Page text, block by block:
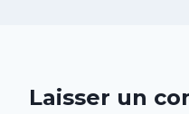
Laisser un